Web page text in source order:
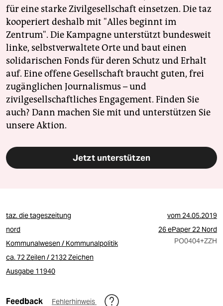
für eine starke Zivilgesellschaft einsetzen. Die taz
kooperiert deshalb mit "Alles beginnt im
Zentrum". Die Kampagne unterstützt bundesweit
linke, selbstverwaltete Orte und baut einen
solidarischen Fonds für deren Schutz und Erhalt
auf. Eine offene Gesellschaft braucht guten, frei
zugänglichen Journalismus – und
zivilgesellschaftliches Engagement. Finden Sie
auch? Dann machen Sie mit und unterstützen Sie
unsere Aktion.
Jetzt unterstützen
taz. die tageszeitung vom24.05.2019
nord
26 ePaper 22 Nord
Kommunalwesen / Kommunalpolitik
PO0404+ZZH
ca. 72 Zeilen / 2132 Zeichen
Ausgabe 11940
Feedback Fehlerhinweis